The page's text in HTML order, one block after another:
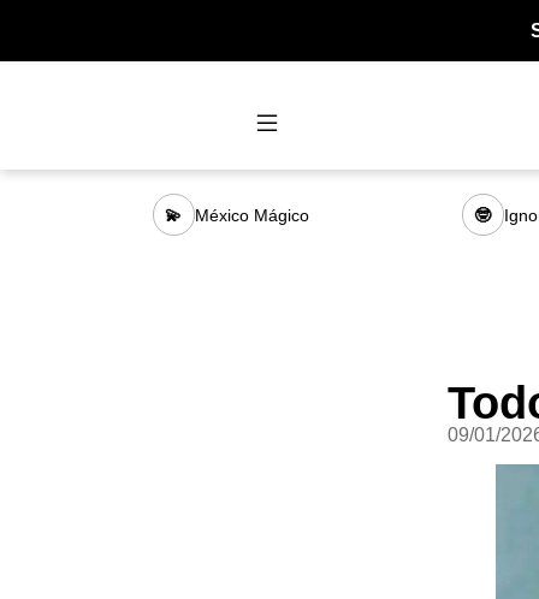
💫 México Mágico 🤓
09/01/